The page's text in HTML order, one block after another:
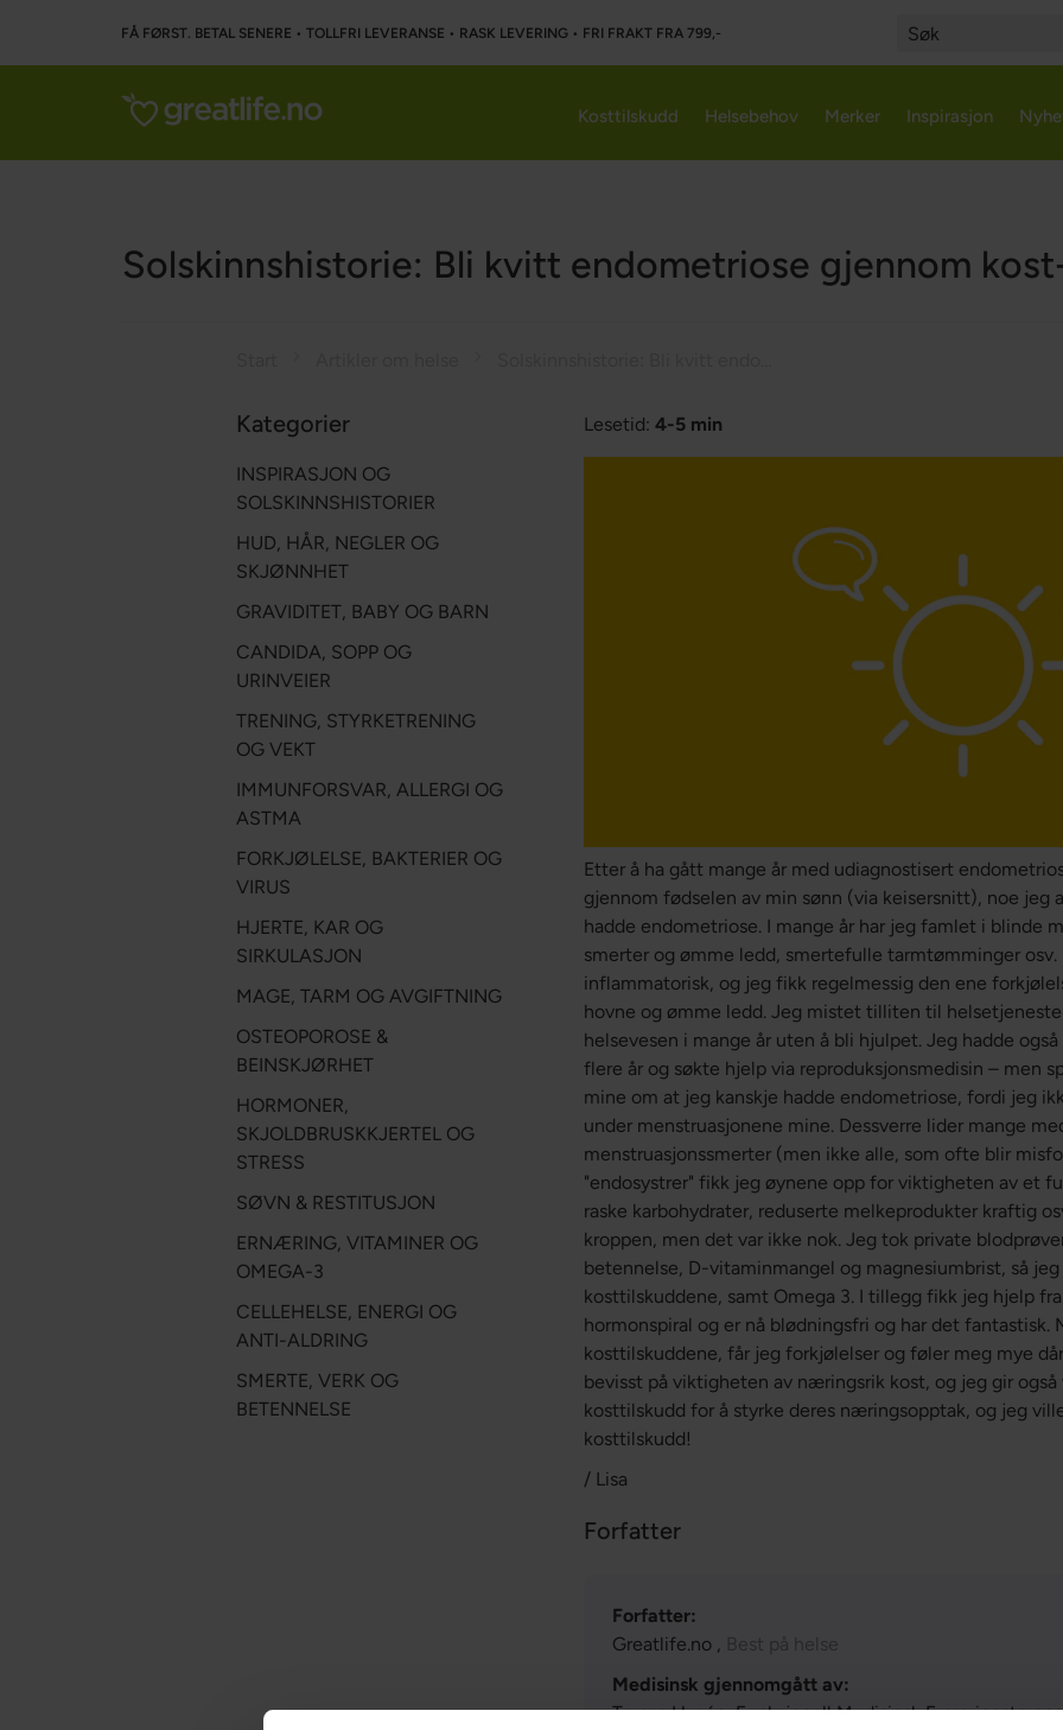
FÅ FØRST. BETAL SENERE • TOLLFRI LEVERANSE • RASK LEVERING • FRI FRAKT FRA 799,-
Kosttilskudd Helsebehov Merker Inspirasjon
Solskinnshistorie: Bli kvitt endometriose gjennom
Lesetid:4-5 min
Etter å ha gått mange år med udiagnostisert
gjennom fødselen av min sønn (via keisersnitt), noe jeg
hadde endometriose. I mange år har jeg famlet i blinde
smerter og ømme ledd, smertefulle tarmtømminger
inflammatorisk, og jeg fikk regelmessig den ene
hovne og ømme ledd. Jeg mistet tilliten til
helsevesen i mange år uten å bli hjulpet. Jeg hadde
flere år og søkte hjelp via reproduksjonsmedisin – men
mine om at jeg kanskje hadde endometriose, fordi jeg
under menstruasjonene mine. Dessverre lider mange
menstruasjonssmerter (men ikke alle, som ofte blir
"endosystrer" fikk jeg øynene opp for viktigheten av et
raske karbohydrater, reduserte melkeprodukter kraftig
kroppen, men det var ikke nok. Jeg tok private
betennelse, D-vitaminmangel og magnesiumbrist, så
kosttilskuddene, samt Omega 3. I tillegg fikk jeg hjelp
hormonspiral og er nå blødningsfri og har det fantastisk.
kosttilskuddene, får jeg forkjølelser og føler meg mye
bevisst på viktigheten av næringsrik kost, og jeg gir
kosttilskudd for å styrke deres næringsopptak, og jeg
kosttilskudd!
/ Lisa
Forfatter
Forfatter:
Greatlife.no , Best på helse
Medisinsk gjennomgått av:
Teresa Husén, Funksjonell Medisinsk
Kategorier
INSPIRASJON OG
SOLSKINNSHISTORIER
HUD, HÅR, NEGLER OG
SKJØNNHET
GRAVIDITET, BABY OG BARN
CANDIDA, SOPP OG
URINVEIER
TRENING, STYRKETRENING
OG VEKT
IMMUNFORSVAR, ALLERGI OG
ASTMA
FORKJØLELSE, BAKTERIER OG
VIRUS
HJERTE, KAR OG
SIRKULASJON
MAGE, TARM OG AVGIFTNING
OSTEOPOROSE &
BEINSKJØRHET
HORMONER,
SKJOLDBRUSKKJERTEL OG
STRESS
SØVN & RESTITUSJON
ERNÆRING, VITAMINER OG
OMEGA-3
CELLEHELSE, ENERGI OG
ANTI-ALDRING
SMERTE, VERK OG
BETENNELSE